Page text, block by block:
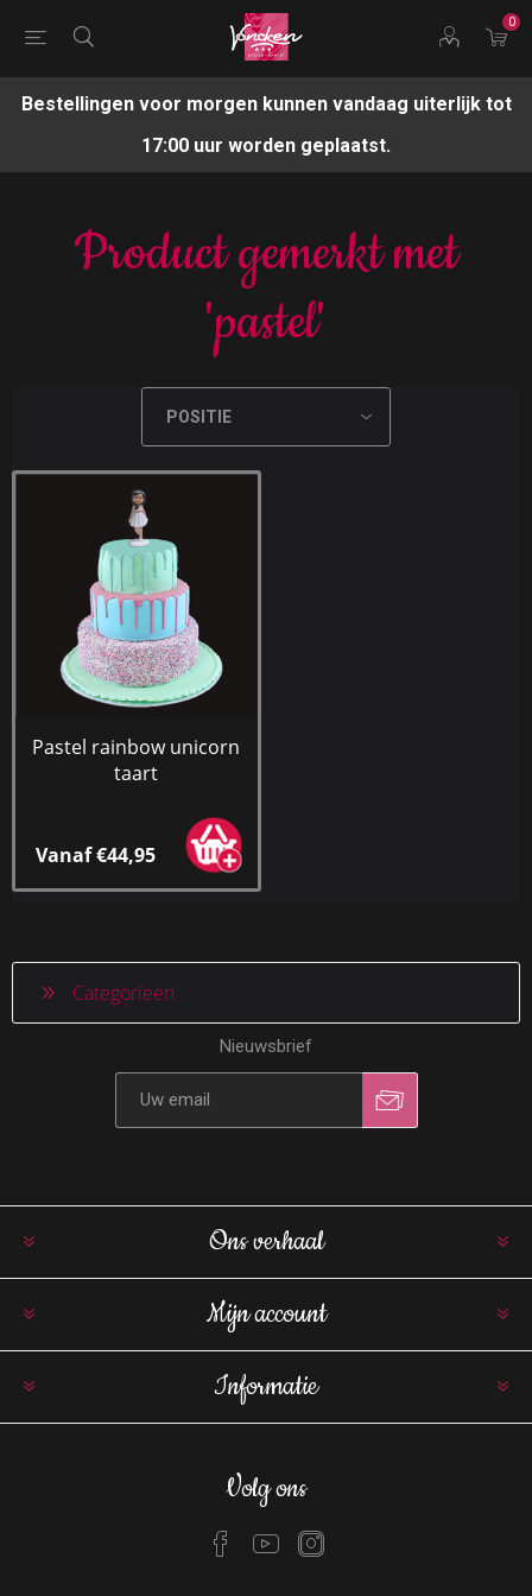
0
Bestellingen voor morgen kunnen vandaag uiterlijk tot
17:00 uur worden geplaatst.
Product gemerkt met
'pastel'
Pastel rainbow unicorn
taart
Vanaf €44,95
Categorieen
Nieuwsbrief
Ons verhaal
Mijn account
Informatie
Volg ons